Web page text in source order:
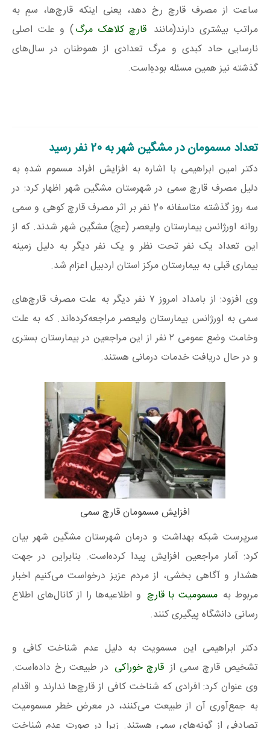
ساعت از مصرف قارچ رخ دهد، یعنی اینکه قارچ‌ها، سمِ به
مراتب بیشتری دارند(مانند قارچ کلاهک مرگ) و علت اصلی
نارسایی حاد کبدی و مرگ تعدادی از هموطنان در سال‌های
گذشته نیز همین مسئله بودهِ‌است.
تعداد مسمومان در مشگین شهر به 20 نفر رسید
دکتر امین ابراهیمی با اشاره به افزایش افراد مسموم شدهِ به
دلیل مصرف قارچ سمی در شهرستان مشگین شهر اظهار کرد: در
سه روز گذشته متاسفانه 20 نفر بر اثر مصرف قارچ کوهی و سمی
روانه اورژانس بیمارستان ولیعصر (عج) مشگین شهر شدند. که از
این تعداد یک نفر تحت نظر و یک نفر دیگر به‌ دلیل زمینه
بیماری قبلی به بیمارستان مرکز استان اردبیل اعزام شد.
وی افزود: از بامداد امروز ۷ نفر دیگر به علت مصرف قارچ‌های
سمی به اورژانس بیمارستان ولیعصر مراجعه‌کرده‌اند. که به علت
وخامت وضع عمومی ۲ نفر از این مراجعین در بیمارستان بستری
و در حال دریافت خدمات درمانی هستند.
افزایش مسمومان قارچ سمی
سرپرست شبکه بهداشت و درمان شهرستان مشگین شهر بیان
کرد: آمار مراجعین افزایش پیدا کرده‌است. بنابراین در جهت
هشدار و آگاهی بخشی، از مردم عزیز درخواست می‌کنیم اخبار
مربوط به مسمومیت با قارچ و اطلاعیه‌ها را از کانال‌های اطلاع
رسانی دانشگاه پیگیری کنند.
دکتر ابراهیمی این مسمویت به دلیل عدم شناخت کافی و
تشخیص قارچ سمی از قارچ خوراکی در طبیعت رخ داده‌است.
وی عنوان کرد: افرادی‌ که شناخت کافی از قارچ‌ها ندارند و اقدام
به جمع‌آوری آن از طبیعت می‌کنند، در معرض خطر مسمومیت